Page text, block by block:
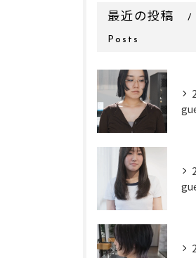
最近の投稿
Posts